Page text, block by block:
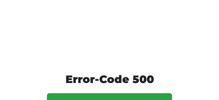
Error-Code 500